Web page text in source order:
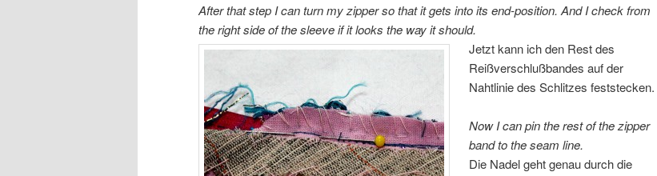
After that step I can turn my zipper so that it gets into its end-position. And I check from
the right side of the sleeve if it looks the way it should.
Jetzt kann ich den Rest des
Reißverschlußbandes auf der
Nahtlinie des Schlitzes feststecken.
Now I can pin the rest of the zipper
band to the seam line.
Die Nadel geht genau durch die